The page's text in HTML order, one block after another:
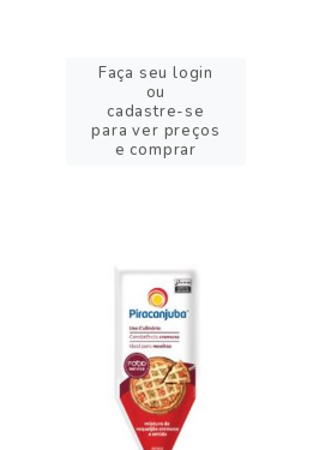
Faça seu login
ou
cadastre-se
para ver preços
e comprar